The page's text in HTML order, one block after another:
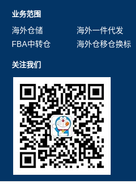
业务范围
海外仓储
海外一件代发
FBA中转仓
海外仓移仓换标
关注我们